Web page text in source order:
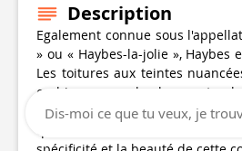
Description
Egalement connue sous
» ou « Haybes-la-jolie », Haybes
Les toitures aux teintes
ou bien encore la charmante
mais aussi la forêt
qu'il soit architectural ou
Dis-moi ce que tu veux, je